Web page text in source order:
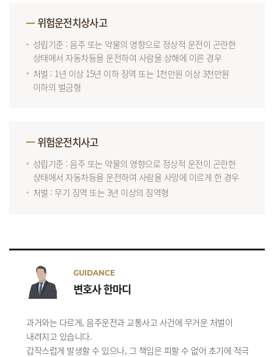
위험운전치상사고
성립기준 : 음주 또는 약물의 영향으로 정상적 운전이 곤란한
상태에서 자동차등을 운전하여 사람을 상해에 이른 경우
처벌 : 1년 이상 15년 이하 징역 또는 1천만원 이상 3천만원
이하의 벌금형
위험운전치사고
성립기준 : 음주 또는 약물의 영향으로 정상적 운전이 곤란한
상태에서 자동차등을 운전하여 사람을 사망에 이르게 한 경우
처벌 : 무기 징역 또는 3년 이상의 징역형
GUIDANCE
변호사 한마디
과거와는 다르게, 음주운전과 교통사고 사건에 무거운 처벌이
내려지고 있습니다.
갑작스럽게 발생할 수 있으나, 그 책임은 피할 수 없어 초기에 적극